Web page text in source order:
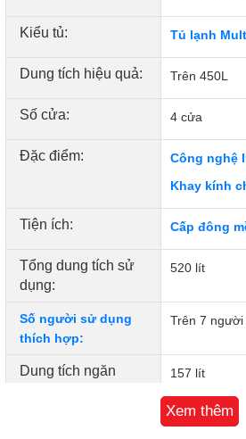
Làm đá tự động – không cần
vệ sinh phức tạp
Người dùng thường phải chủ động
ngại vấn đề vệ sinh nguồn nước và
dụng.
Hệ thống tự động làm đá Auto Ice
cần mà không cần thao tác thủ
thao tác, công nghệ có thể tự động
giúp đá luôn sạch và tinh khiết trong
Kiểu tủ: Tủ lạnh
Dung tích hiệu quả: Trên 450L
Số cửa: 4 cửa
Đặc điểm:
Công nghệ
Khay kính
Tiện ích: Cấp đông
Tổng dung tích sử
dụng:
520 lít
Số người sử dụng
thích hợp:
Trên 7
Dung tích ngăn
157 lít
363 lít
Xem thêm